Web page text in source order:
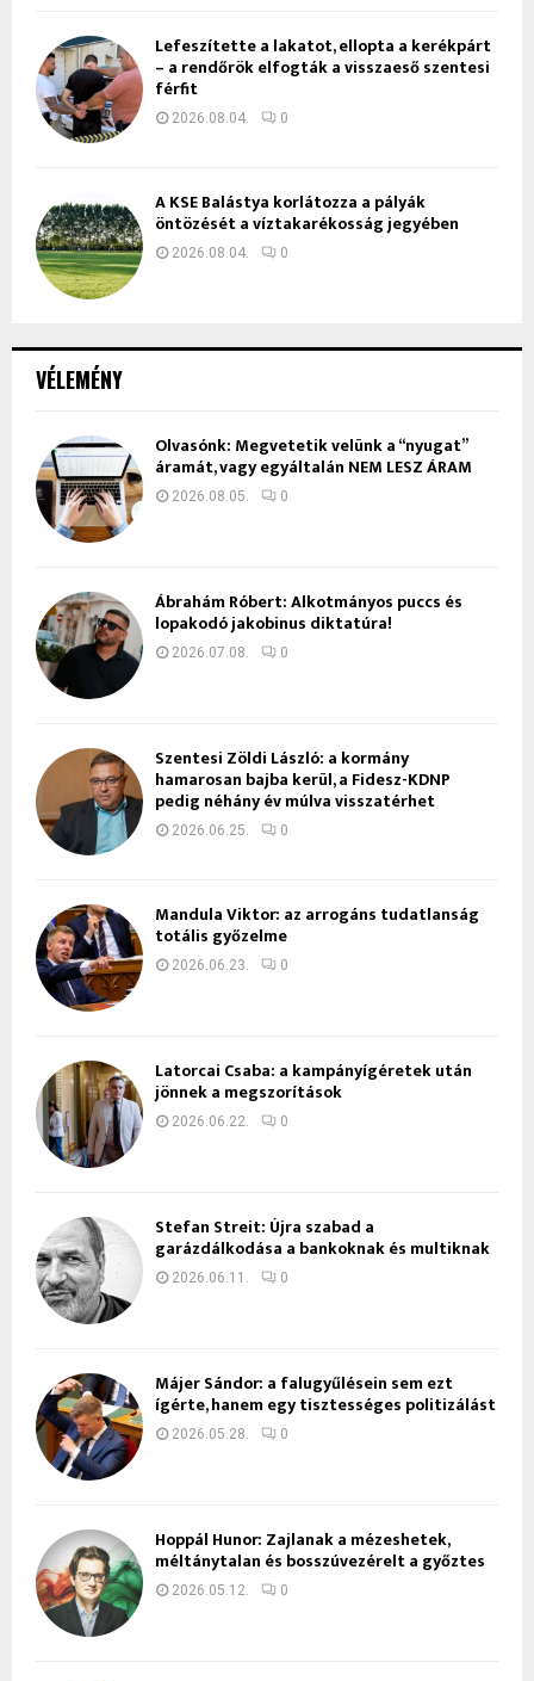
VÉLEMÉNY
Olvasónk: Megvetetik velünk a “nyugat”
áramát, vagy egyáltalán NEM LESZ ÁRAM
2026.08.05. 0
Ábrahám Róbert: Alkotmányos puccs és
lopakodó jakobinus diktatúra!
2026.07.08. 0
Szentesi Zöldi László: a kormány
hamarosan bajba kerül, a Fidesz-KDNP
pedig néhány év múlva visszatérhet
2026.06.25. 0
Mandula Viktor: az arrogáns tudatlanság
totális győzelme
2026.06.23. 0
Latorcai Csaba: a kampányígéretek után
jönnek a megszorítások
2026.06.22. 0
Stefan Streit: Újra szabad a
garázdálkodása a bankoknak és multiknak
2026.06.11. 0
Májer Sándor: a falugyűlésein sem ezt
ígérte, hanem egy tisztességes politizálást
2026.05.28. 0
Hoppál Hunor: Zajlanak a mézeshetek,
méltánytalan és bosszúvezérelt a győztes
2026.05.12. 0
Lefeszítette a lakatot, ellopta a kerékpárt
– a rendőrök elfogták a visszaeső szentesi
férfit
2026.08.04. 0
A KSE Balástya korlátozza a pályák
öntözését a víztakarékosság jegyében
2026.08.04. 0